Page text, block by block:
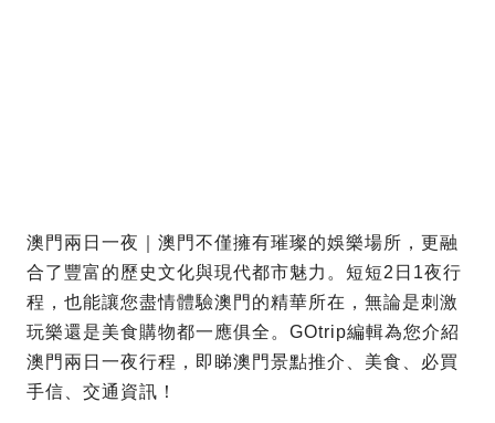
澳門兩日一夜｜澳門不僅擁有璀璨的娛樂場所，更融
合了豐富的歷史文化與現代都市魅力。短短2日1夜行
程，也能讓您盡情體驗澳門的精華所在，無論是刺激
玩樂還是美食購物都一應俱全。GOtrip編輯為您介紹
澳門兩日一夜行程，即睇澳門景點推介、美食、必買
手信、交通資訊！